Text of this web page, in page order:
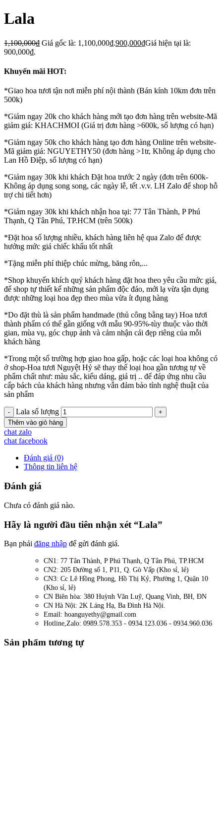
Lala
1,100,000₫ Giá gốc là: 1,100,000₫.900,000₫Giá hiện tại là:
900,000₫.
Khuyến mãi HOT:
*Giao hoa tươi tận nơi miễn phí nội thành (Bán kính 10km đơn trên
500k)
*Giảm ngay 20k cho khách hàng mới tạo đơn hàng trên website-Mã
giảm giá: KHACHMOI (Giá trị đơn hàng >600k, số lượng có hạn)
*Giảm ngay 50k cho khách hàng tạo đơn hàng Online trên website-
Mã giảm giá: NGUYETHY50 (đơn hàng >1tr, Không áp dụng cho
Lan Hồ Điệp, số lượng có hạn)
*Giảm ngay 30k khi khách Đặt hoa trước 2 ngày (đơn trên 600k-
Không áp dụng song song, các ngày lễ, tết .v.v. LH Zalo để shop hỗ
trợ chi tiết hơn)
*Giảm ngay 30k khi khách nhận hoa tại: 77 Tân Thành, P Phú
Thạnh, Q Tân Phú, TP.HCM (trên 500k)
*Đặt hoa số lượng nhiều, khách hàng liên hệ qua Zalo để được
hưởng mức giá chiếc khấu tốt nhất
*Tặng miễn phí thiệp chúc mừng, băng rôn,...
*Shop khuyến khích quý khách hàng đặt hoa theo yêu cầu mức giá,
để shop tự thiết kế những sản phẩm độc đáo, mới lạ vừa tận dụng
được những loại hoa đẹp theo mùa vừa ít đụng hàng
*Do đặt thù là sản phẩm handmade (thủ công bằng tay) Hoa tươi
thành phẩm có thể gần giống với mẫu 90-95%-tùy thuộc vào thời
gian, mùa vụ, góc chụp ảnh và cảm nhận cái đẹp riêng của mỗi
khách hàng
*Trong một số trường hợp giao hoa gấp, hoặc các loại hoa không có
ở shop-Hoa tươi Nguyệt Hỷ sẽ thay thế loại hoa gần tương tự về
phẩm chất như: màu sắc, kiểu dáng, giá trị .. để đáp ứng nhu cầu
cấp bách của khách hàng nhưng vẫn đảm bảo tính nghệ thuật của
sản phẩm
Lala số lượng
Thêm vào giỏ hàng
chat zalo
chat facebook
Đánh giá (0)
Thông tin liên hệ
Đánh giá
Chưa có đánh giá nào.
Hãy là người đầu tiên nhận xét “Lala”
Bạn phải đăng nhập để gửi đánh giá.
CN1: 77 Tân Thành, P Phú Thạnh, Q Tân Phú, TP.HCM
CN2: 205 Đường số 1, P11, Q. Gò Vấp (Kho sỉ, lẻ)
CN3: Cc Lê Hồng Phong, Hồ Thị Kỷ, Phường 1, Quận 10
(Kho sỉ, lẻ)
CN Biên hòa: 380 Huỳnh Văn Luỹ, Quang Vinh, BH, ĐN
CN Hà Nội: 2K Láng Hạ, Ba Đình Hà Nội.
Email: hoanguyethy@gmail.com
Hotline,Zalo: 0989.578.353 - 0934.123.036 - 0934.960.036
Sản phẩm tương tự